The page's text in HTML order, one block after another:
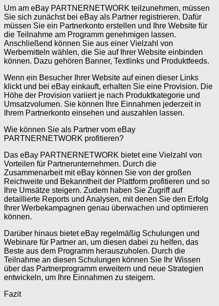
Um am eBay PARTNERNETWORK teilzunehmen, müssen
Sie sich zunächst bei eBay als Partner registrieren. Dafür
müssen Sie ein Partnerkonto erstellen und Ihre Website für
die Teilnahme am Programm genehmigen lassen.
Anschließend können Sie aus einer Vielzahl von
Werbemitteln wählen, die Sie auf Ihrer Website einbinden
können. Dazu gehören Banner, Textlinks und Produktfeeds.
Wenn ein Besucher Ihrer Website auf einen dieser Links
klickt und bei eBay einkauft, erhalten Sie eine Provision. Die
Höhe der Provision variiert je nach Produktkategorie und
Umsatzvolumen. Sie können Ihre Einnahmen jederzeit in
Ihrem Partnerkonto einsehen und auszahlen lassen.
Wie können Sie als Partner vom eBay
PARTNERNETWORK profitieren?
Das eBay PARTNERNETWORK bietet eine Vielzahl von
Vorteilen für Partnerunternehmen. Durch die
Zusammenarbeit mit eBay können Sie von der großen
Reichweite und Bekanntheit der Plattform profitieren und so
Ihre Umsätze steigern. Zudem haben Sie Zugriff auf
detaillierte Reports und Analysen, mit denen Sie den Erfolg
Ihrer Werbekampagnen genau überwachen und optimieren
können.
Darüber hinaus bietet eBay regelmäßig Schulungen und
Webinare für Partner an, um diesen dabei zu helfen, das
Beste aus dem Programm herauszuholen. Durch die
Teilnahme an diesen Schulungen können Sie Ihr Wissen
über das Partnerprogramm erweitern und neue Strategien
entwickeln, um Ihre Einnahmen zu steigern.
Fazit